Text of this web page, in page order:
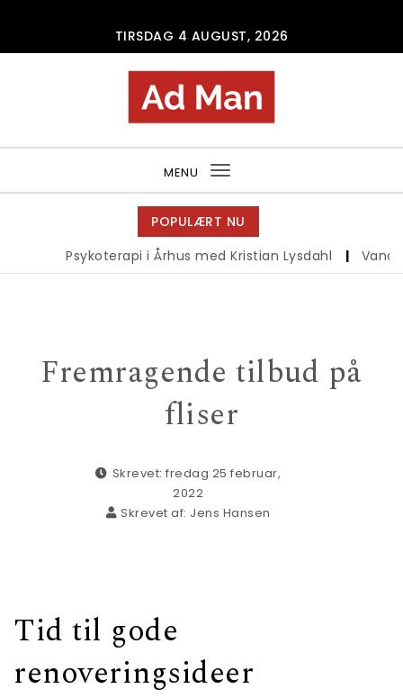
TIRSDAG 4 AUGUST, 2026
MENU
Toggle
navigation
POPULÆRT NU
Psykoterapi i Århus med Kristian Lysdahl
Fremragende tilbud på
fliser
Skrevet: fredag 25 februar,
2022
Skrevet af: Jens Hansen
Tid til gode
renoveringsideer